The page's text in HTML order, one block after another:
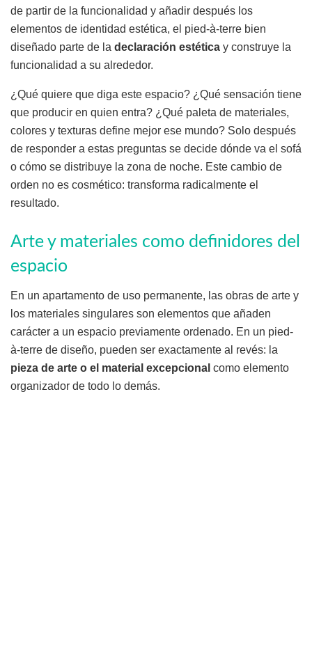
de partir de la funcionalidad y añadir después los
elementos de identidad estética, el pied-à-terre bien
diseñado parte de la declaración estética y construye la
funcionalidad a su alrededor.
¿Qué quiere que diga este espacio? ¿Qué sensación tiene
que producir en quien entra? ¿Qué paleta de materiales,
colores y texturas define mejor ese mundo? Solo después
de responder a estas preguntas se decide dónde va el sofá
o cómo se distribuye la zona de noche. Este cambio de
orden no es cosmético: transforma radicalmente el
resultado.
Arte y materiales como definidores del
espacio
En un apartamento de uso permanente, las obras de arte y
los materiales singulares son elementos que añaden
carácter a un espacio previamente ordenado. En un pied-
à-terre de diseño, pueden ser exactamente al revés: la
pieza de arte o el material excepcional como elemento
organizador de todo lo demás.